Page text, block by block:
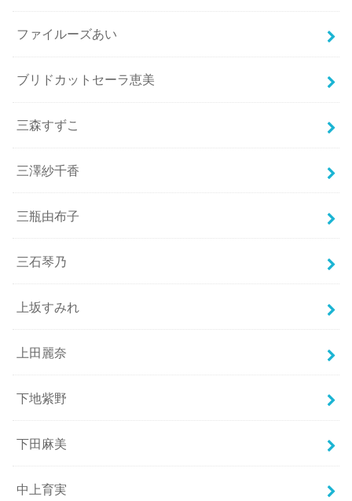
ファイルーズあい
ブリドカットセーラ恵美
三森すずこ
三澤紗千香
三瓶由布子
三石琴乃
上坂すみれ
上田麗奈
下地紫野
下田麻美
中上育実